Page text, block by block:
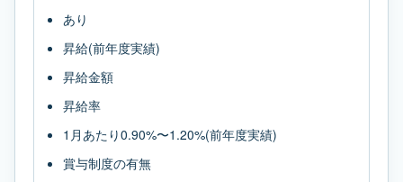
あり
昇給(前年度実績)
昇給金額
昇給率
1月あたり0.90%〜1.20%(前年度実績)
賞与制度の有無